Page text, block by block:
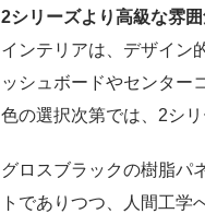
2シリーズより高級な雰
インテリアは、デザイン
ッシュボードやセンター
色の選択次第では、2シ
グロスブラックの樹脂パ
トでありつつ、人間工学